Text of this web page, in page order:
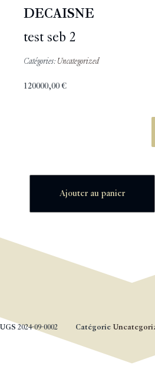
DECAISNE
test seb 2
Catégories: Uncategorized
120000,00€
Ajouter au panier
UGS 2024-09-0002 Catégorie